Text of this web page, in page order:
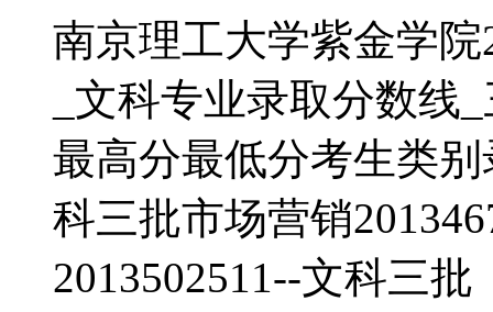
南京理工大学紫金学
_文科专业录取分数
最高分最低分考生类别
科三批市场营销
2013502511--文科三批